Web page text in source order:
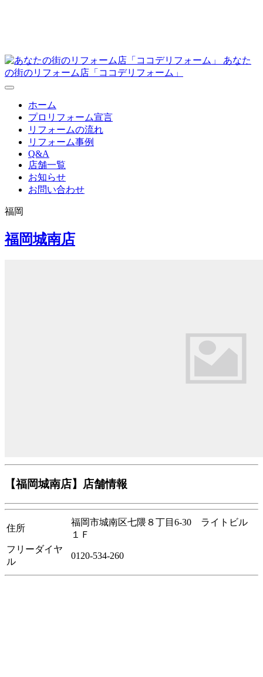
あなた
の街のリフォーム店「ココデリフォーム」
ホーム
プロリフォーム宣言
リフォームの流れ
リフォーム事例
Q&A
店舗一覧
お知らせ
お問い合わせ
福岡
福岡城南店
【福岡城南店】店舗情報
住所
福岡市城南区七隈８丁目6-30 ライトビル
１Ｆ
フリーダイヤ
ル
0120-534-260